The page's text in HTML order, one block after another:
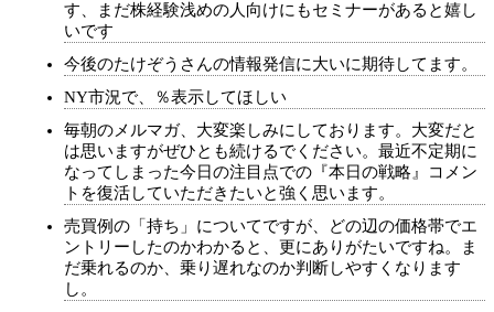
す、まだ株経験浅めの人向けにもセミナーがあると嬉し
いです
今後のたけぞうさんの情報発信に大いに期待してます。
NY市況で、％表示してほしい
毎朝のメルマガ、大変楽しみにしております。大変だと
は思いますがぜひとも続けるでください。最近不定期に
なってしまった今日の注目点での『本日の戦略』コメン
トを復活していただきたいと強く思います。
売買例の「持ち」についてですが、どの辺の価格帯でエ
ントリーしたのかわかると、更にありがたいですね。ま
だ乗れるのか、乗り遅れなのか判断しやすくなります
し。